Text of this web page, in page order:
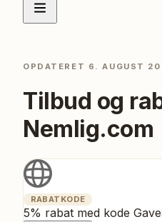
OPDATERET 6. AUGUST
Tilbud og
Nemlig.com
RABATKODE
5% rabat med kode